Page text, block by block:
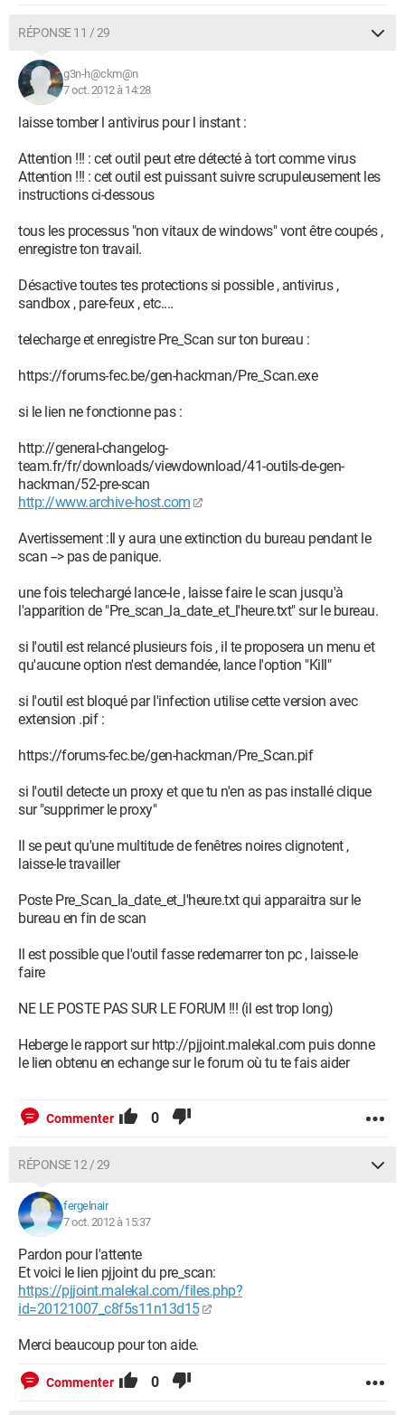
RÉPONSE 11 / 29
g3n-h@ckm@n
7 oct. 2012 à 14:28
laisse tomber l antivirus pour l instant :
Attention !!! : cet outil peut etre détecté à tort comme virus
Attention !!! : cet outil est puissant suivre scrupuleusement les
instructions ci-dessous
tous les processus "non vitaux de windows" vont être coupés ,
enregistre ton travail.
Désactive toutes tes protections si possible , antivirus ,
sandbox , pare-feux , etc....
telecharge et enregistre Pre_Scan sur ton bureau :
https://forums-fec.be/gen-hackman/Pre_Scan.exe
si le lien ne fonctionne pas :
http://general-changelog-
team.fr/fr/downloads/viewdownload/41-outils-de-gen-
hackman/52-pre-scan
http://www.archive-host.com
Avertissement :Il y aura une extinction du bureau pendant le
scan --> pas de panique.
une fois telechargé lance-le , laisse faire le scan jusqu'à
l'apparition de "Pre_scan_la_date_et_l'heure.txt" sur le bureau.
si l'outil est relancé plusieurs fois , il te proposera un menu et
qu'aucune option n'est demandée, lance l'option "Kill"
si l'outil est bloqué par l'infection utilise cette version avec
extension .pif :
https://forums-fec.be/gen-hackman/Pre_Scan.pif
si l'outil detecte un proxy et que tu n'en as pas installé clique
sur "supprimer le proxy"
Il se peut qu'une multitude de fenêtres noires clignotent ,
laisse-le travailler
Poste Pre_Scan_la_date_et_l'heure.txt qui apparaitra sur le
bureau en fin de scan
Il est possible que l'outil fasse redemarrer ton pc , laisse-le
faire
NE LE POSTE PAS SUR LE FORUM !!! (il est trop long)
Heberge le rapport sur http://pjjoint.malekal.com puis donne
le lien obtenu en echange sur le forum où tu te fais aider
Commenter 0
RÉPONSE 12 / 29
fergelnair
7 oct. 2012 à 15:37
Pardon pour l'attente
Et voici le lien pjjoint du pre_scan:
https://pjjoint.malekal.com/files.php?
id=20121007_c8f5s11n13d15
Merci beaucoup pour ton aide.
Commenter 0